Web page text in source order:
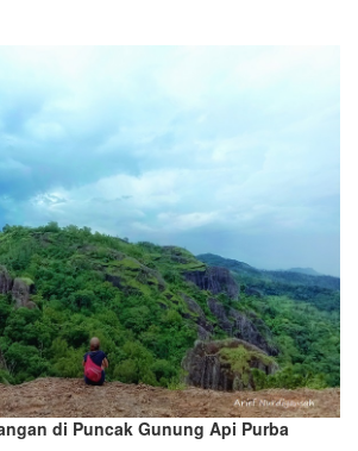
di Puncak Gunung Api Purba